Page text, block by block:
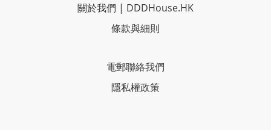
關於我們 | DDDHouse.HK
條款與細則
電郵聯絡我們
隱私權政策